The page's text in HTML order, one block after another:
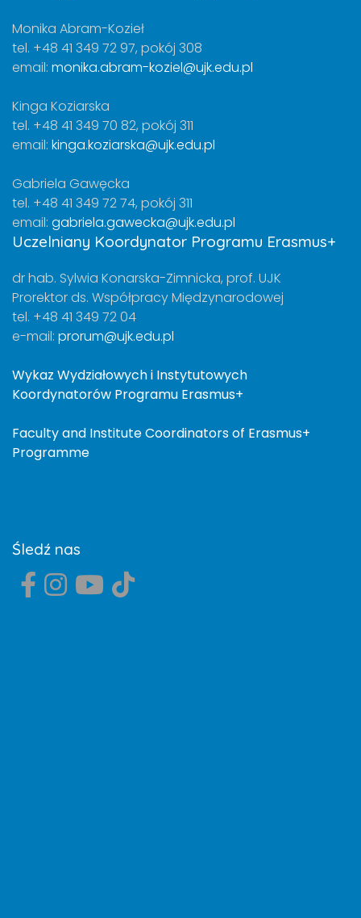
Monika Abram-Kozieł
tel. +48 41 349 72 97, pokój 308
email: monika.abram-koziel@ujk.edu.pl
Kinga Koziarska
tel. +48 41 349 70 82, pokój 311
email: kinga.koziarska@ujk.edu.pl
Gabriela Gawęcka
tel. +48 41 349 72 74, pokój 311
email: gabriela.gawecka@ujk.edu.pl
Uczelniany Koordynator Programu Erasmus+
dr hab. Sylwia Konarska-Zimnicka, prof. UJK
Prorektor ds. Współpracy Międzynarodowej
tel. +48 41 349 72 04
e-mail: prorum@ujk.edu.pl
Wykaz Wydziałowych i Instytutowych
Koordynatorów Programu Erasmus+
Faculty and Institute Coordinators of Erasmus+
Programme
Śledź nas